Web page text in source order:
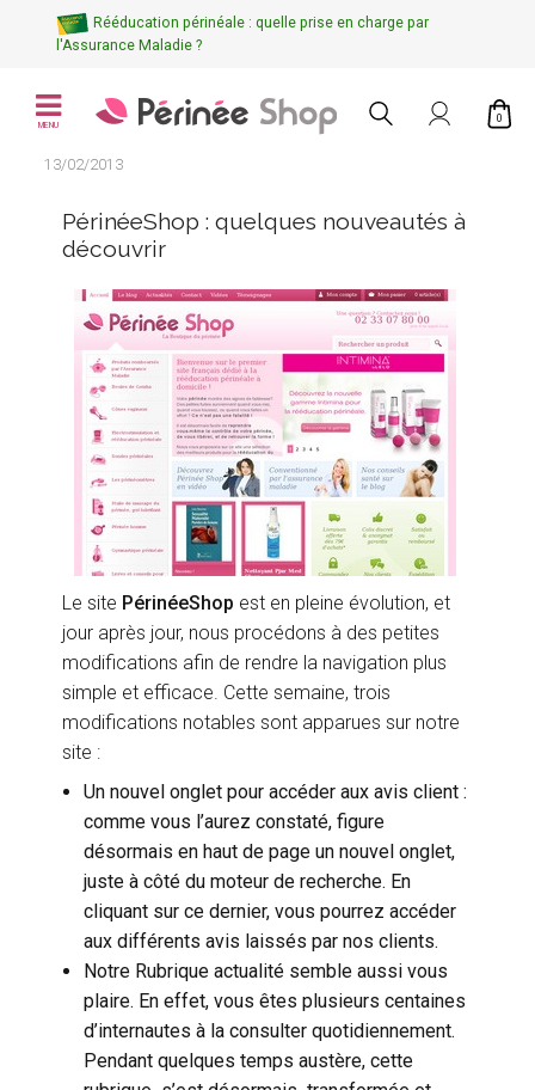
Rééducation périnéale : quelle prise en charge par
l'Assurance Maladie ?
MENU
0
13/02/2013
PérinéeShop : quelques nouveautés à
découvrir
Le site PérinéeShop est en pleine évolution, et
jour après jour, nous procédons à des petites
modifications afin de rendre la navigation plus
simple et efficace. Cette semaine, trois
modifications notables sont apparues sur notre
site :
Un nouvel onglet pour accéder aux avis client :
comme vous l’aurez constaté, figure
désormais en haut de page un nouvel onglet,
juste à côté du moteur de recherche. En
cliquant sur ce dernier, vous pourrez accéder
aux différents avis laissés par nos clients.
Notre Rubrique actualité semble aussi vous
plaire. En effet, vous êtes plusieurs centaines
d’internautes à la consulter quotidiennement.
Pendant quelques temps austère, cette